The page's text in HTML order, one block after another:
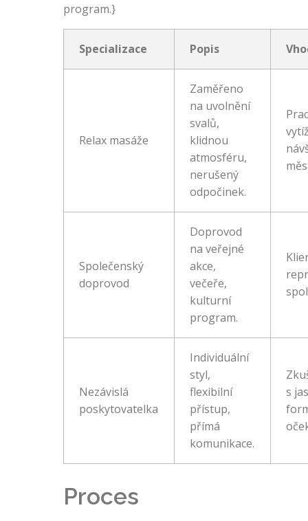
program.}
Specializace Popis
Relax masáže
Zaměřeno
na uvolnění
svalů,
klidnou
atmosféru,
nerušený
odpočinek.
Společenský
doprovod
Doprovod
na veřejné
akce,
večeře,
kulturní
program.
Nezávislá
poskytovatelka
Individuální
styl,
flexibilní
přístup,
přímá
komunikace.
s
Proces